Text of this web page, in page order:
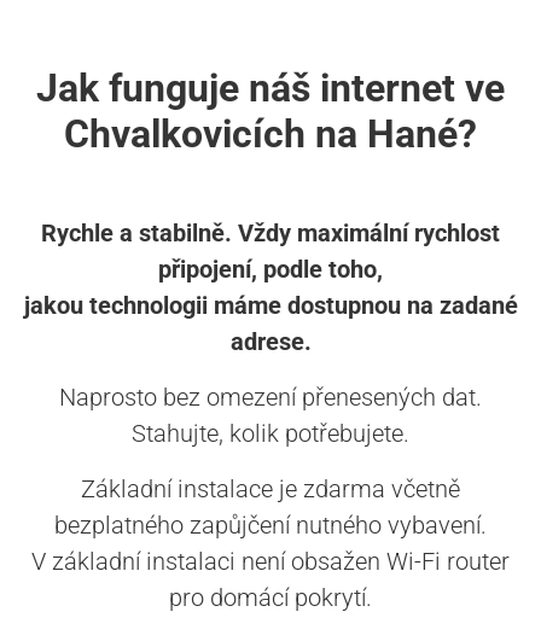
Jak funguje náš internet ve
Chvalkovicích na Hané?
Rychle a stabilně. Vždy maximální rychlost
připojení, podle toho,
jakou technologii máme dostupnou na zadané
adrese.
Naprosto bez omezení přenesených dat.
Stahujte, kolik potřebujete.
Základní instalace je zdarma včetně
bezplatného zapůjčení nutného vybavení.
V základní instalaci není obsažen Wi-Fi router
pro domácí pokrytí.